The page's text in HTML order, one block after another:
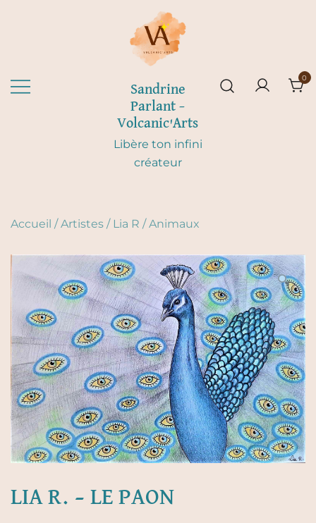
Sandrine
Parlant –
Volcanic'Arts
Libère ton infini
créateur
0
Accueil /Artistes / Lia R /Animaux
LIA R. – LE PAON